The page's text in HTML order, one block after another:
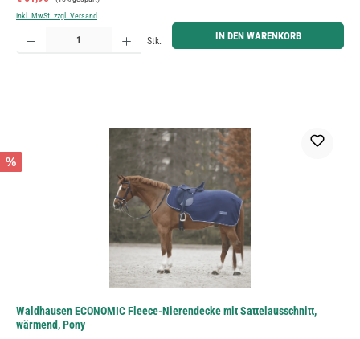
inkl. MwSt. zzgl. Versand
Produkt Anzahl: Gib den gewünschten Wert ein oder benutze die Schaltflächen um die Anzahl zu
Stk. IN DEN WARENKORB
%
Waldhausen ECONOMIC Fleece-Nierendecke mit Sattelausschnitt,
wärmend, Pony